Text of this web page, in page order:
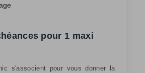
pour 1 maxi
s'associent pour vous donner la